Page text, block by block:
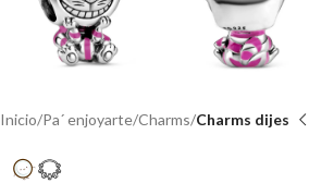
Inicio Pa´ enjoyarte Charms Charms dijes